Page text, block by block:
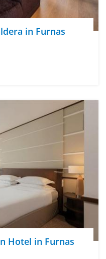
in Furnas
Hotel in Furnas